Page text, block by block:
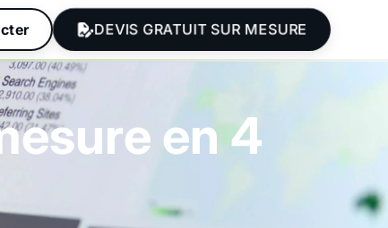
DEVIS GRATUIT SUR MESURE
en 4